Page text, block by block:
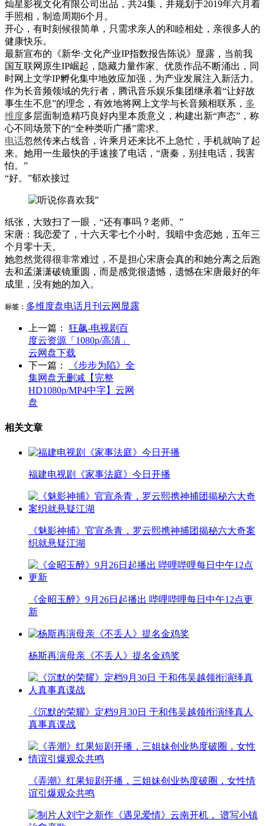
灿星影视文化有限公司出品，共24集，并规划于2019年六月着
手照相，制造周期6个月。
开心，有时刻候很简单，只需求亲人的和睦相处，亲很多人的
健康快乐。
最新宣布的《新华·文化产业IP指数报告陈说》显露，当前我
国互联网原生IP崛起，隐藏力量作家、优质作品不断涌出，同
时网上文学IP孵化集中地效应加强，为产业发展注入新活力。
作为长音频领域的先行者，腾讯音乐娱乐集团继承着“让好故
事生生不息”的理念，有效地将网上文学与长音频相联系， 多
维度多层面制造精巧良好内里本质意义，构建出新“声态”，称
心不同场景下的“全种类听广播”需求。
电话忽然传来占线音，许乘月还来比不上急忙，手机就响了起
来。她用一生最快的手速接了电话，“唐秦，别挂电话，我害
怕。”
“好。”郁欢接过
纸张，大致扫了一眼，“还有事吗？老师。”
宋唐：我恋爱了，十六天零七个小时。我暗中贪恋她，五年三
个月零十天。
她忽然觉得很非常难过，不是担心宋唐会真的和她分离之后跑
去和孟潇潇破镜重圆，而是感觉很遗憾，遗憾在宋唐最好的年
成里，没有她的加入。
标签： 多维度盘电话月刊 云网 显露
上一篇：
狂飙-电视剧百
度云资源「1080p/高清」
云网盘下载
下一篇：
《步步为陷》全
集网盘无删减【完整
HD1080p/MP4中字】云网
盘
相关文章
福建电视剧《家事法庭》今日开播
《魅影神捕》官宣杀青，罗云熙携神捕团揭秘六大奇案
织就悬疑江湖
《金昭玉醉》9月26日起播出 哔哩哔哩每日中午12点更
新
杨斯再演母亲《不丢人》提名金鸡奖
《沉默的荣耀》定档9月30日 于和伟吴越领衔演绎真人
真事真谍战
《弄潮》红果短剧开播，三姐妹创业热度破圈，女性情
谊引爆观众共鸣